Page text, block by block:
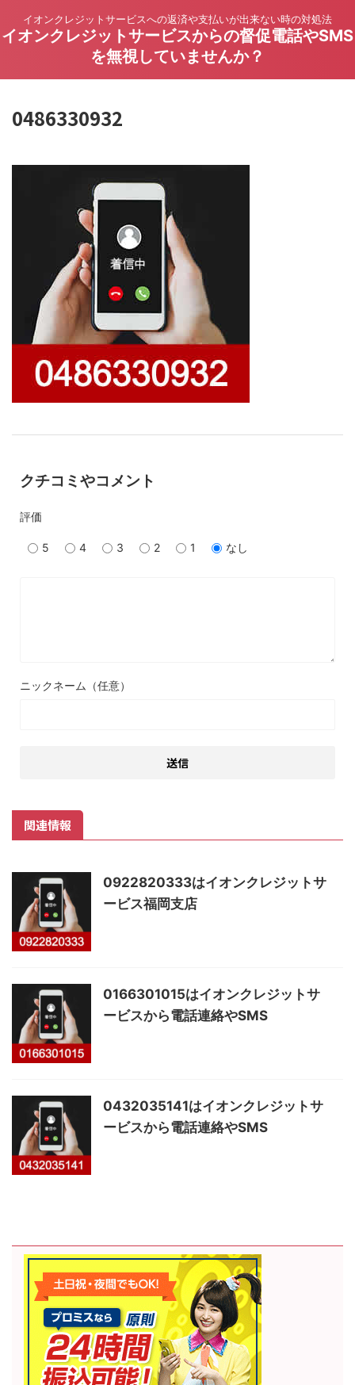
イオンクレジットサービスへの返済や支払いが出来ない時の対処法
イオンクレジットサービスからの督促電話やSMS
を無視していませんか？
0486330932
クチコミやコメント
評価
5 4 3 2 1 なし
ニックネーム（任意）
関連情報
0922820333はイオンクレジットサ
ービス福岡支店
0166301015はイオンクレジットサ
ービスから電話連絡やSMS
0432035141はイオンクレジットサ
ービスから電話連絡やSMS